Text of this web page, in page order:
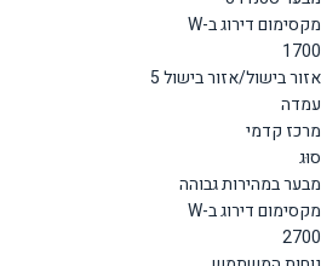
מקסימום דירוג ב-W
1700
אזור בישול/אזור בישול 5
עמדה
מרכז קדמי
סוּג
מבער במהירות גבוהה
מקסימום דירוג ב-W
2700